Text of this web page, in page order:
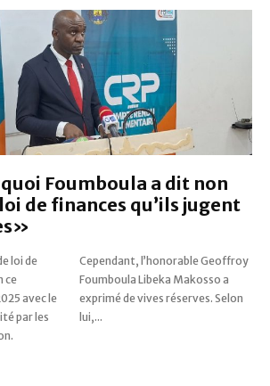
Foumboula a dit non
de finances qu’ils jugent
loi de
ce
avec le
par les
a
Selon
lui,...